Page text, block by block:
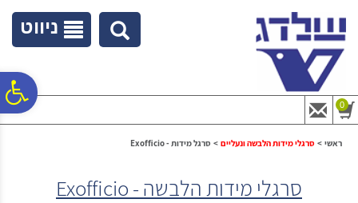
נגישות
ניווט
0
ראשי > סרגלי מידות הלבשה ונעליים > סרגל מידות - Exofficio
סרגלי מידות הלבשה - Exofficio